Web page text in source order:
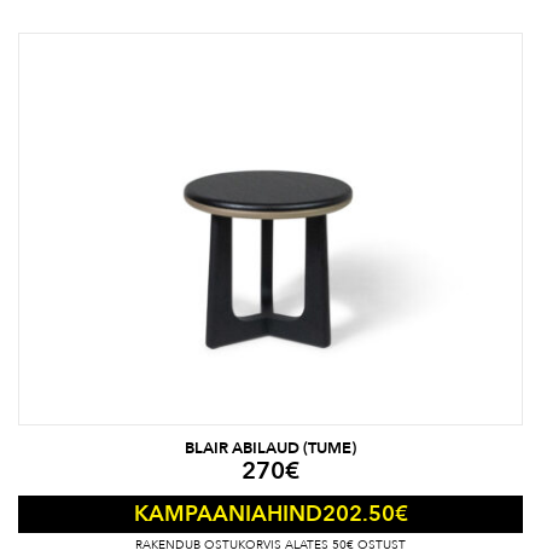
BLAIR ABILAUD (TUME)
270€
KAMPAANIAHIND202.50€
RAKENDUB OSTUKORVIS ALATES 50€ OSTUST